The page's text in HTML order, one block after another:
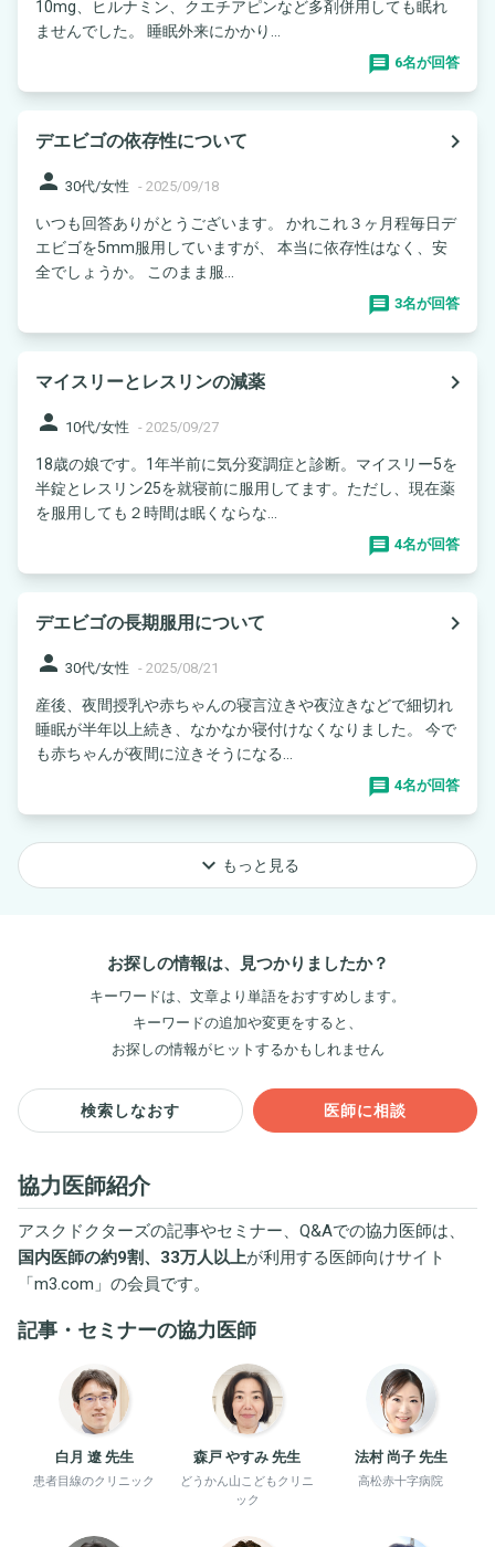
10mg、ヒルナミン、クエチアピンなど多剤併用しても眠れ
ませんでした。 睡眠外来にかかり...
6名が回答
デエビゴの依存性について
navigate_next
person 30代/女性 - 2025/09/18
いつも回答ありがとうございます。 かれこれ３ヶ月程毎日デ
エビゴを5mm服用していますが、 本当に依存性はなく、安
全でしょうか。 このまま服...
3名が回答
マイスリーとレスリンの減薬
navigate_next
person 10代/女性 - 2025/09/27
18歳の娘です。1年半前に気分変調症と診断。マイスリー5を
半錠とレスリン25を就寝前に服用してます。ただし、現在薬
を服用しても２時間は眠くならな...
4名が回答
デエビゴの長期服用について
navigate_next
person 30代/女性 - 2025/08/21
産後、夜間授乳や赤ちゃんの寝言泣きや夜泣きなどで細切れ
睡眠が半年以上続き、なかなか寝付けなくなりました。 今で
も赤ちゃんが夜間に泣きそうになる...
4名が回答
keyboard_arrow_down もっと見る
お探しの情報は、見つかりましたか？
キーワードは、文章より単語をおすすめします。
キーワードの追加や変更をすると、
お探しの情報がヒットするかもしれません
検索しなおす 医師に相談
協力医師紹介
アスクドクターズの記事やセミナー、Q&Aでの協力医師は、
国内医師の約9割、33万人以上が利用する医師向けサイト
「m3.com 」の会員です。
記事・セミナーの協力医師
白月 遼 先生
患者目線のクリニック
森戸 やすみ 先生
どうかん山こどもクリニ
ック
法村 尚子 先生
高松赤十字病院